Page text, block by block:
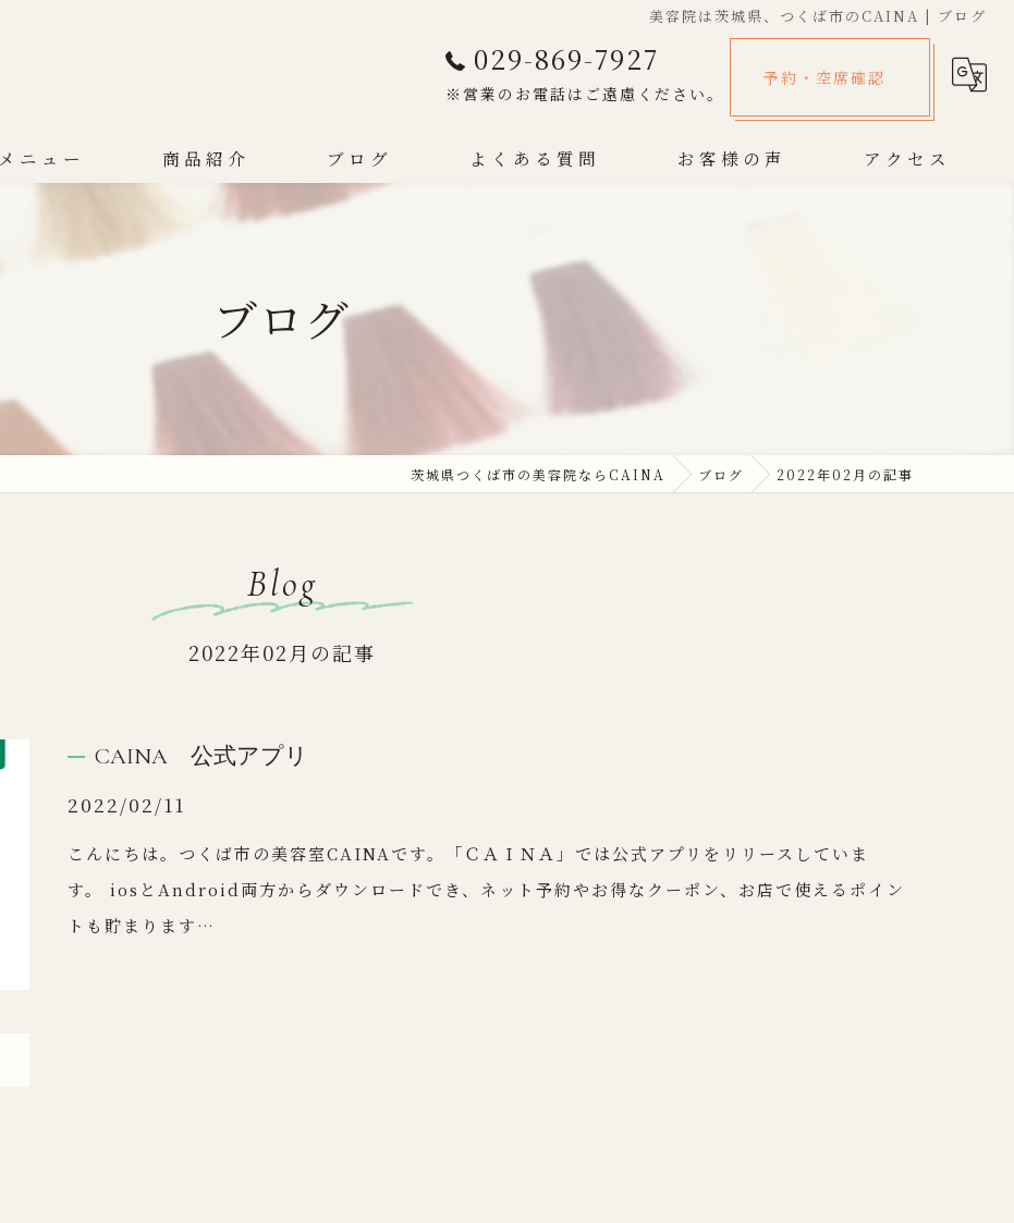
美容院は茨城県、つくば市のCAINA | ブログ
029-869-7927
※営業のお電話はご遠慮ください。
予約・空席確認
メニュー 商品紹介 ブログ よくある質問 お客様の声 アクセス
ブログ
茨城県つくば市の美容院ならCAINA ブログ 2022年02月の記事
Blog
2022年02月の記事
CAINA 公式アプリ
2022/02/11
こんにちは。つくば市の美容室CAINAです。「ＣＡＩＮＡ」では公式アプリをリリースしていま
す。 iosとAndroid両方からダウンロードでき、ネット予約やお得なクーポン、お店で使えるポイン
トも貯まります…